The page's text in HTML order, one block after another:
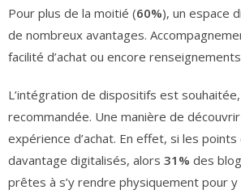
Pour plus de la moitié (60%), un espace
de nombreux avantages.
facilité d’achat ou encore
L’intégration de dispositifs est
recommandée. Une manière de
expérience d’achat. En effet, si les
davantage digitalisés, alors 31% des
prêtes à s’y rendre physiquement pour